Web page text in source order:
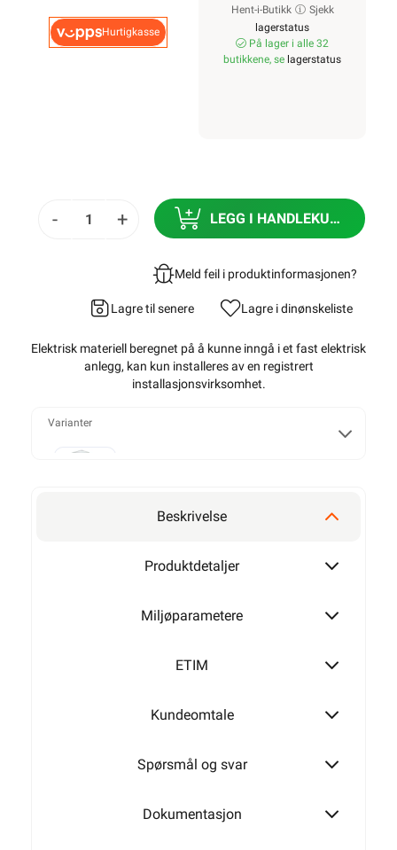
Hurtigkasse
Hent-i-Butikk
Sjekk
lagerstatus
På lager i alle 32
butikkene, se lagerstatus
- + LEGG I HANDLEKURV
Meld feil i produktinformasjonen?
Lagre til senere Lagre i dinønskeliste
Elektrisk materiell beregnet på å kunne inngå i et fast elektrisk
anlegg, kan kun installeres av en registrert
installasjonsvirksomhet.
Varianter
T40
T160
Beskrivelse
Produktdetaljer
Miljøparametere
ETIM
Kundeomtale
Spørsmål og svar
Dokumentasjon